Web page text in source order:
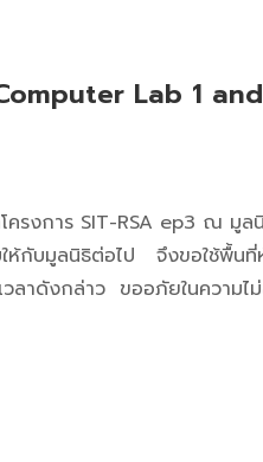
Lab 1
ครงการ SIT-RSA ep3 ณ มู
ให้กับมูลนิธิต่อไป จึงขอใช้พื้
วลาดังกล่าว ขออภัยในควา